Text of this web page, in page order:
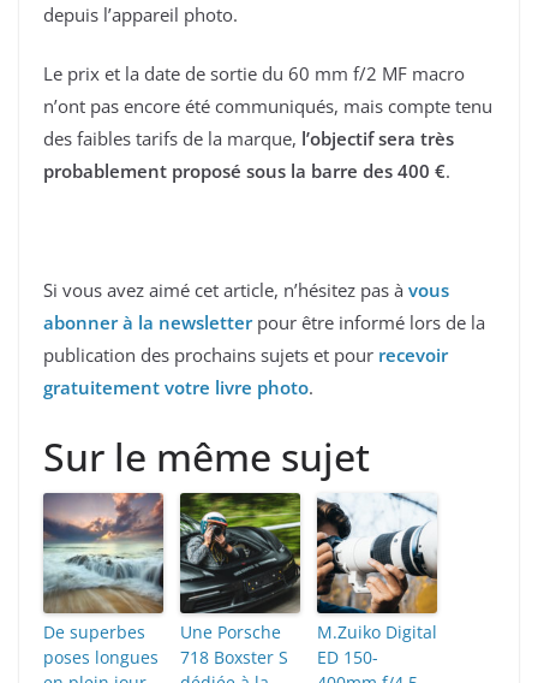
depuis l’appareil photo.
Le prix et la date de sortie du 60 mm f/2 MF macro
n’ont pas encore été communiqués, mais compte tenu
des faibles tarifs de la marque, l’objectif sera très
probablement proposé sous la barre des 400 €.
Si vous avez aimé cet article, n’hésitez pas à vous
abonner à la newsletterpour être informé lors de la
publication des prochains sujets et pour recevoir
gratuitement votre livre photo.
Sur le même sujet
De superbes
poses longues
Une Porsche
718 Boxster S
M.Zuiko Digital
ED 150-